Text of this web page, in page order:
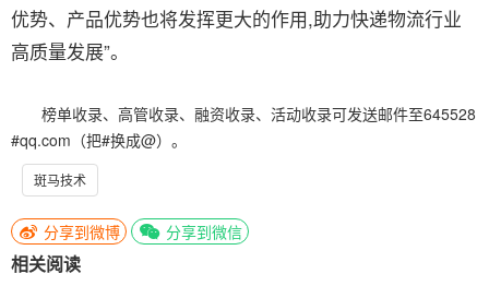
优势、产品优势也将发挥更大的作用,助力快递物流行业
高质量发展”。
榜单收录、高管收录、融资收录、活动收录可发送邮件至645528
#qq.com（把#换成@）。
斑马技术
分享到微博 分享到微信
相关阅读